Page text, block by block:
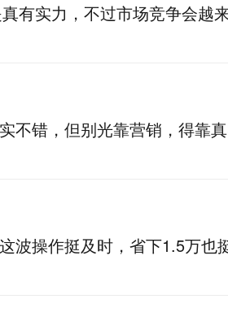
有实力，不过市场竞争会越
不错，但别光靠营销，得靠
波操作挺及时，省下1.5万也